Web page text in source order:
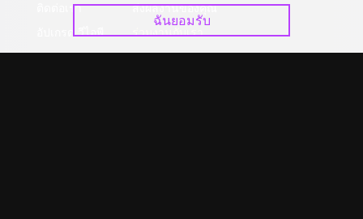
ติดต่อเรา
อัปเกรด วีไอพี
ส่งผลงานของคุณ
ร่วมงานกับเรา
ฉันยอมรับ